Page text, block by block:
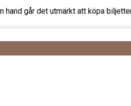
går det utmärkt att köpa